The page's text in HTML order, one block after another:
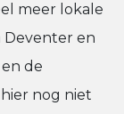
meer lokale
Deventer en
de
nog niet